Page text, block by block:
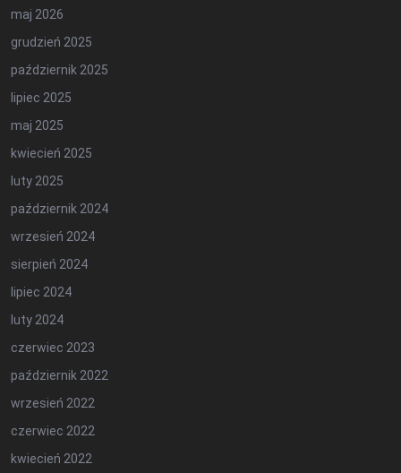
maj 2026
grudzień 2025
październik 2025
lipiec 2025
maj 2025
kwiecień 2025
luty 2025
październik 2024
wrzesień 2024
sierpień 2024
lipiec 2024
luty 2024
czerwiec 2023
październik 2022
wrzesień 2022
czerwiec 2022
kwiecień 2022